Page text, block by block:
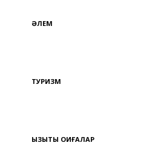
ӘЛЕМ
ТУРИЗМ
ҚЫЗЫҚТЫ ОҚИҒАЛАР